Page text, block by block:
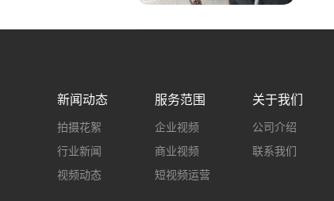
新闻动态
拍摄花絮
行业新闻
视频动态
服务范围
企业视频
商业视频
短视频运营
关于我们
公司介绍
联系我们